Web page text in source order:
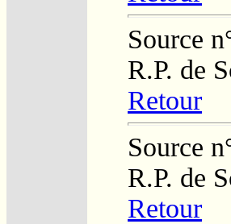
Source
R.P. de
Retour
Source
R.P. de
Retour